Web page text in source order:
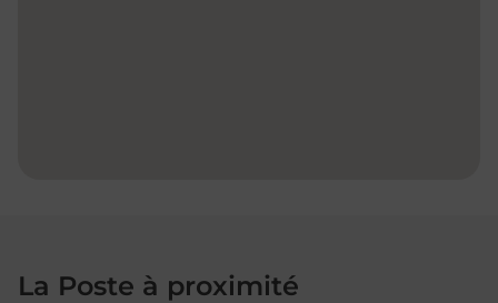
La Poste à proximité